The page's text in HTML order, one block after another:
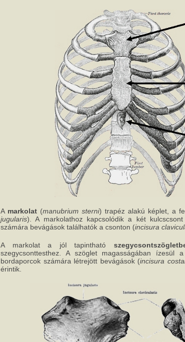
A markolat (manubrium sterni) trapéz alakú képlet, a
jugularis). A markolathoz kapcsolódik a két
számára bevágások találhatók a csonton (incisura
A markolat a jól tapintható
szegycsonttesthez. A szöglet magasságában ízesül
bordaporcok számára létrejött bevágások (incisura
érintik.